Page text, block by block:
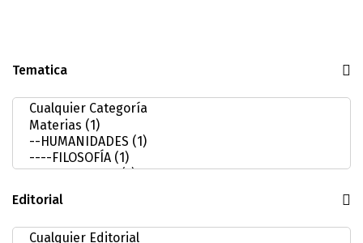
Tematica
Editorial